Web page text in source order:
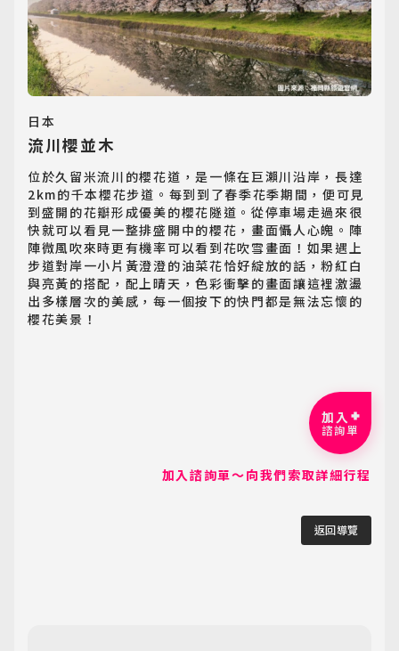
日本
流川櫻並木
位於久留米流川的櫻花道，是一條在巨瀨川沿岸，長達
2km的千本櫻花步道。每到到了春季花季期間，便可見
到盛開的花瓣形成優美的櫻花隧道。從停車場走過來很
快就可以看見一整排盛開中的櫻花，畫面懾人心魄。陣
陣微風吹來時更有機率可以看到花吹雪畫面！如果遇上
步道對岸一小片黃澄澄的油菜花恰好綻放的話，粉紅白
與亮黃的搭配，配上晴天，色彩衝擊的畫面讓這裡激盪
出多樣層次的美感，每一個按下的快門都是無法忘懷的
櫻花美景！
返回導覽
加入諮詢單～向我們索取詳細行程
加入
諮詢單